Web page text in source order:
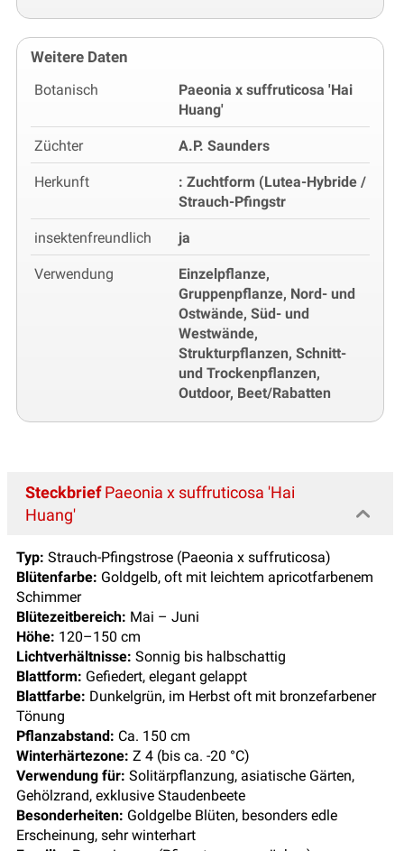
Weitere Daten
Botanisch
Paeonia x suffruticosa 'Hai
Huang'
Züchter A.P. Saunders
Herkunft
: Zuchtform (Lutea-Hybride /
Strauch-Pfingstr
insektenfreundlich ja
Verwendung
Einzelpflanze,
Gruppenpflanze, Nord- und
Ostwände, Süd- und
Westwände,
Strukturpflanzen, Schnitt-
und Trockenpflanzen,
Outdoor, Beet/Rabatten
SteckbriefPaeonia x suffruticosa 'Hai
Huang'
Typ: Strauch-Pfingstrose (Paeonia x suffruticosa)
Blütenfarbe: Goldgelb, oft mit leichtem apricotfarbenem
Schimmer
Blütezeitbereich: Mai – Juni
Höhe: 120–150 cm
Lichtverhältnisse: Sonnig bis halbschattig
Blattform: Gefiedert, elegant gelappt
Blattfarbe: Dunkelgrün, im Herbst oft mit bronzefarbener
Tönung
Pflanzabstand: Ca. 150 cm
Winterhärtezone: Z 4 (bis ca. -20 °C)
Verwendung für: Solitärpflanzung, asiatische Gärten,
Gehölzrand, exklusive Staudenbeete
Besonderheiten: Goldgelbe Blüten, besonders edle
Erscheinung, sehr winterhart